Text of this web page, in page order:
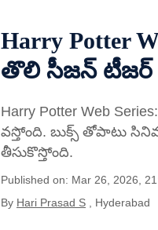
Harry Potter
తొలి సీజన్ టీజర్
Harry Potter Web
వస్తోంది. బుక్స్ తోపాటు
తీసుకొస్తోంది.
Published on: Mar 26, 2026,
By Hari Prasad S , Hyderabad